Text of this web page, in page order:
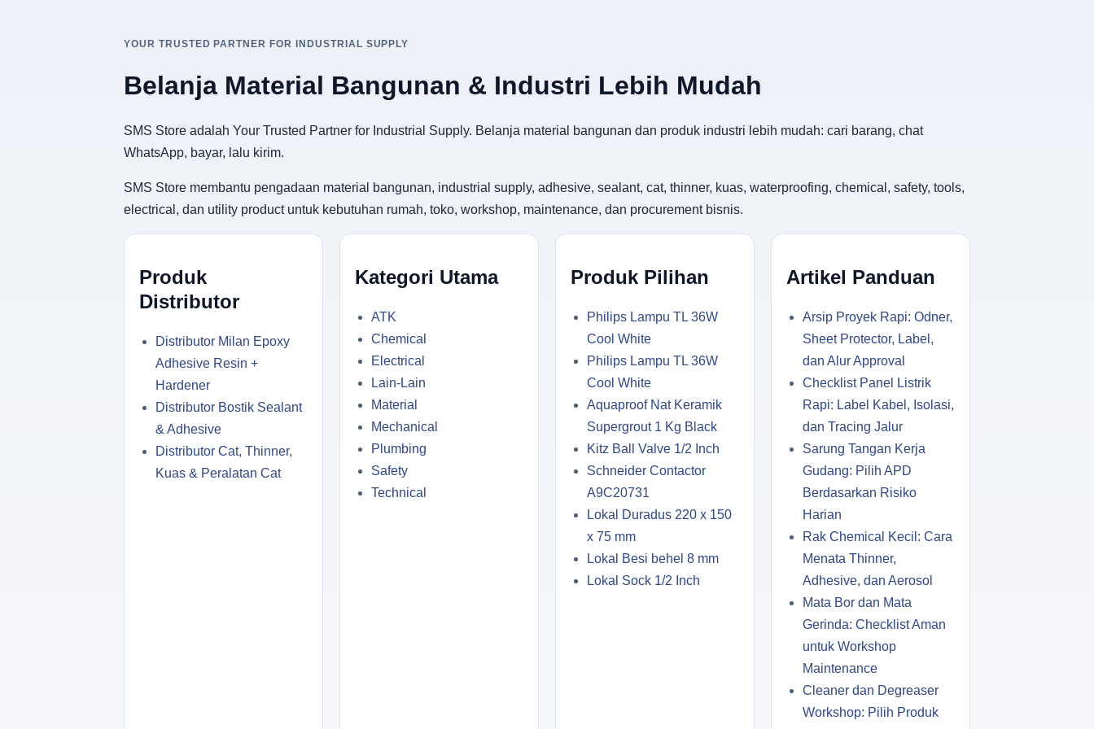
YOUR TRUSTED PARTNER FOR INDUSTRIAL SUPPLY
Belanja Material Bangunan & Industri Lebih Mudah
SMS Store adalah Your Trusted Partner for Industrial Supply. Belanja material bangunan dan produk industri lebih mudah: cari barang, chat
WhatsApp, bayar, lalu kirim.
SMS Store membantu pengadaan material bangunan, industrial supply, adhesive, sealant, cat, thinner, kuas, waterproofing, chemical, safety, tools,
electrical, dan utility product untuk kebutuhan rumah, toko, workshop, maintenance, dan procurement bisnis.
Produk
Distributor
Distributor Milan Epoxy
Adhesive Resin +
Hardener
Distributor Bostik Sealant
& Adhesive
Distributor Cat, Thinner,
Kuas & Peralatan Cat
Kategori Utama
ATK
Chemical
Electrical
Lain-Lain
Material
Mechanical
Plumbing
Safety
Technical
Produk Pilihan
Philips Lampu TL 36W
Cool White
Philips Lampu TL 36W
Cool White
Aquaproof Nat Keramik
Supergrout 1 Kg Black
Kitz Ball Valve 1/2 Inch
Schneider Contactor
A9C20731
Lokal Duradus 220 x 150
x 75 mm
Lokal Besi behel 8 mm
Lokal Sock 1/2 Inch
Artikel Panduan
Arsip Proyek Rapi: Odner,
Sheet Protector, Label,
dan Alur Approval
Checklist Panel Listrik
Rapi: Label Kabel, Isolasi,
dan Tracing Jalur
Sarung Tangan Kerja
Gudang: Pilih APD
Berdasarkan Risiko
Harian
Rak Chemical Kecil: Cara
Menata Thinner,
Adhesive, dan Aerosol
Mata Bor dan Mata
Gerinda: Checklist Aman
untuk Workshop
Maintenance
Cleaner dan Degreaser
Workshop: Pilih Produk